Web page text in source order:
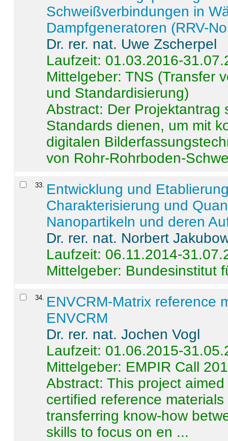
Schweißverbindungen in
Dampfgeneratoren (RRV-
Dr. rer. nat. Uwe Zscherpel
Laufzeit: 01.03.2016-
Mittelgeber: TNS (Transfer
und Standardisierung)
Abstract: Der Projektantrag
Standards dienen, um mit
digitalen
von Rohr-Rohrboden-
33. Entwicklung und
Charakterisierung und
Nanopartikeln und deren
Dr. rer. nat. Norbert
Laufzeit: 06.11.2014-
Mittelgeber: Bundesinstitut
34. ENVCRM-Matrix reference
ENVCRM
Dr. rer. nat. Jochen Vogl
Laufzeit: 01.06.2015-
Mittelgeber: EMPIR Call
Abstract:This project
certified reference
transferring know-how
skills to focus on en ...